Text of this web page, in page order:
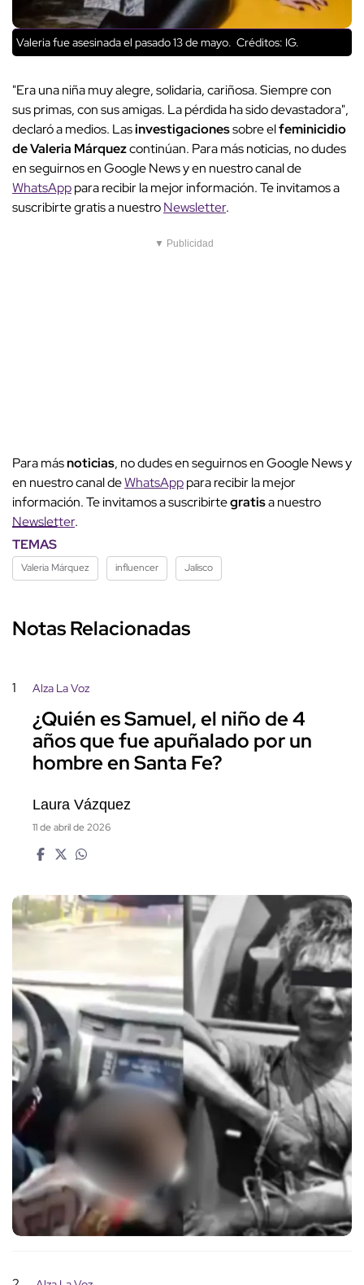
Valeria fue asesinada el pasado 13 de mayo. Créditos: IG.
"Era una niña muy alegre, solidaria, cariñosa. Siempre con
sus primas, con sus amigas. La pérdida ha sido devastadora",
declaró a medios. Lasinvestigacionessobre elfeminicidio
de Valeria Márquezcontinúan. Para más noticias, no dudes
en seguirnos en Google News y en nuestro canal de
WhatsApppara recibir la mejor información. Te invitamos a
suscribirte gratis a nuestroNewsletter.
▼ Publicidad
Para másnoticias, no dudes en seguirnos en Google News y
en nuestro canal deWhatsApppara recibir la mejor
información. Te invitamos a suscribirtegratisa nuestro
Newsletter.
TEMAS
Valeria Márquez influencer Jalisco
Notas Relacionadas
1 Alza La Voz
¿Quién es Samuel, el niño de 4
años que fue apuñalado por un
hombre en Santa Fe?
Laura Vázquez
11 de abril de 2026